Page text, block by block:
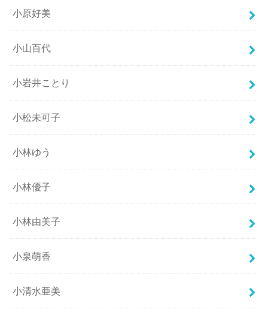
小原好美
小山百代
小岩井ことり
小松未可子
小林ゆう
小林優子
小林由美子
小泉萌香
小清水亜美